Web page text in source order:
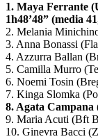
1. Maya Ferrante
1h48’48” (media
2. Melania
3. Anna Bonassi
4. Azzurra Ballan
5. Camilla Murro
6. Noemi Tosin
7. Kinga Slomka
8. Agata
9. Maria Acuti (Bft
10. Ginevra Bacci